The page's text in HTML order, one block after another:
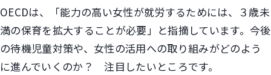
OECDは、「能力の高い女性が就労するためには、３歳未
満の保育を拡大することが必要」と指摘しています。今後
の待機児童対策や、女性の活用への取り組みがどのよう
に進んでいくのか？ 注目したいところです。